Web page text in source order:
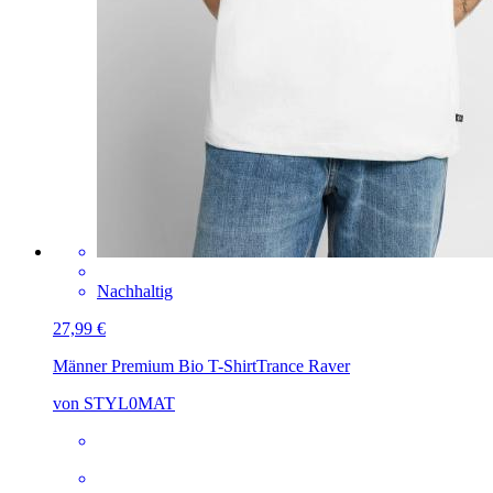
Nachhaltig
27,99 €
Männer Premium Bio T-ShirtTrance Raver
von STYL0MAT